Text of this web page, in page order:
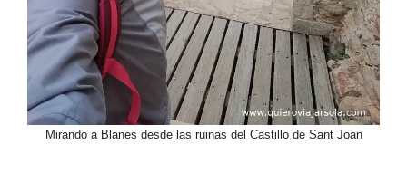
Mirando a Blanes desde las ruinas del Castillo de Sant Joan